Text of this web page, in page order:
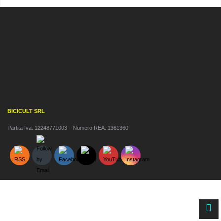
BICICULT SRL
Partita Iva: 12248771003 – Numero REA: 1361360